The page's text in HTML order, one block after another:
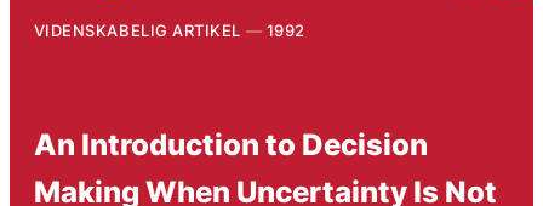
VIDENSKABELIG ARTIKEL 1992
An Introduction to Decision
Making When Uncertainty Is Not